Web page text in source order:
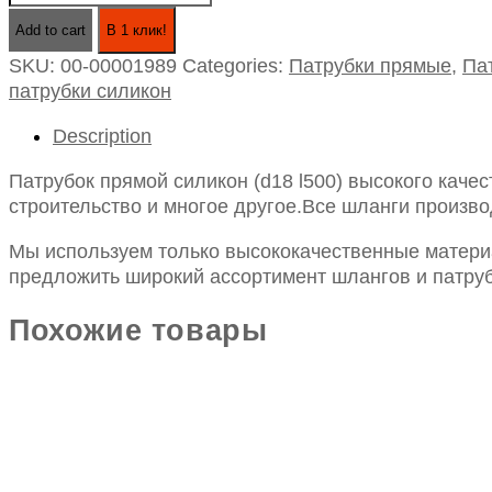
(d18
l500)
Add to cart В 1 клик!
SKU: 00-00001989 Categories: Патрубки прямые,
патрубки силикон
Description
Патрубок прямой силикон (d18 l500) высокого
строительство и многое другое.Все шланги
Мы используем только высококачественные
предложить широкий ассортимент шлангов и
Похожие товары